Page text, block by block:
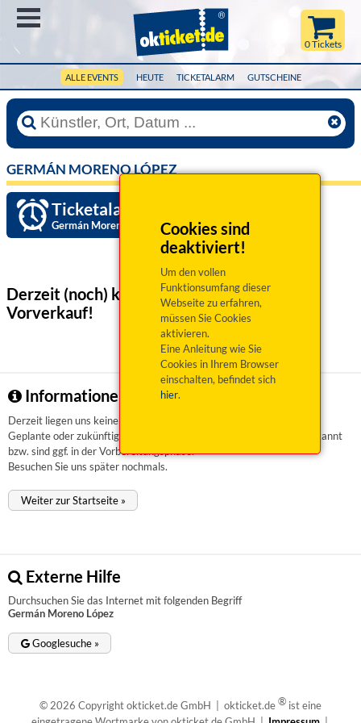
ALLE EVENTS HEUTE TICKETALARM GUTSCHEINE
0 Tickets
Cookies sind
deaktiviert!
Um den vollen
Funktionsumfang dieser
Webseite zu erfahren,
müssen Sie Cookies
aktivieren.
Eine Anleitung wie Sie
Cookies in Ihrem Browser
einschalten, befindet sich
hier.
GERMÁN MORENO LÓPEZ
Ticketalarm einrichten »
Germán Moreno López
Derzeit (noch) keine Veranstaltungen
Vorverkauf!
Informationen zu Germán Moreno López
Derzeit liegen uns keinerlei Informationen vor.
Geplante oder zukünftige Veranstaltungen sind uns aktuell nicht bekannt
bzw. sind ggf. in der Vorbereitungsphase.
Besuchen Sie uns später nochmals.
Weiter zur Startseite »
Externe Hilfe
Durchsuchen Sie das Internet mit folgenden Begriff
Germán Moreno López
Googlesuche »
© 2026 Copyright okticket.de GmbH | okticket.de® ist eine